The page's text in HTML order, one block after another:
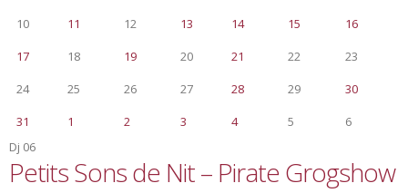
10
11 12 13 14 15
16
17
18 19 20 21 22
23
24
25 26 27 28 29
30
31
1 2 3 4 5
6
Dj 06
Petits Sons de Nit – Pirate Grogshow